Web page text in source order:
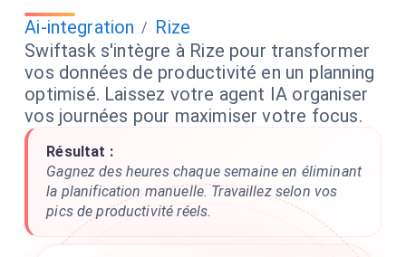
Ai-integration / Rize
Swiftask s'intègre à Rize pour transformer
vos données de productivité en un planning
optimisé. Laissez votre agent IA organiser
vos journées pour maximiser votre focus.
Résultat :
Gagnez des heures chaque semaine en éliminant
la planification manuelle. Travaillez selon vos
pics de productivité réels.